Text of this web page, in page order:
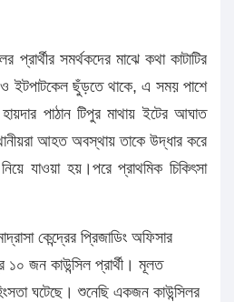
প্রার্থীর সমর্থকদের মাঝে কথা কাটাটির
ও ইটপাটকেল ছুঁড়তে থাকে, এ সময় পাশে
পাঠান টিপুর মাথায় ইটের আঘাত
আহত অবস্থায় তাকে উদ্ধার করে
যাওয়া হয়।পরে প্রাথমিক চিকিৎসা
কেন্দ্রের প্রিজাডিং অফিসার
জন কাউন্সিল প্রার্থী। মূলত
ঘটেছে। শুনেছি একজন কাউন্সিলর